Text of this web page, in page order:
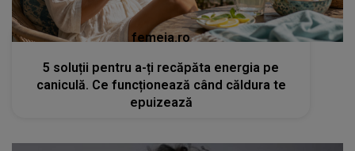
femeia.ro
5 soluții pentru a-ți recăpăta energia pe
caniculă. Ce funcționează când căldura te
epuizează